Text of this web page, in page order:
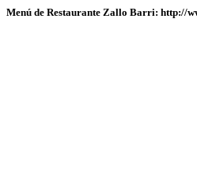
Menú de Restaurante Zallo Barri: http://